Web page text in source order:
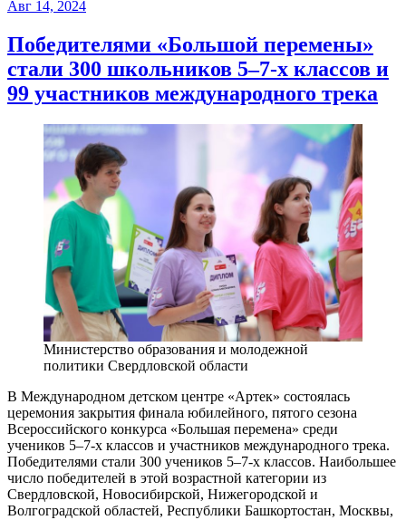
Авг 14, 2024
Победителями «Большой перемены»
стали 300 школьников 5–7-х классов и
99 участников международного трека
Министерство образования и молодежной
политики Свердловской области
В Международном детском центре «Артек» состоялась
церемония закрытия финала юбилейного, пятого сезона
Всероссийского конкурса «Большая перемена» среди
учеников 5–7-х классов и участников международного трека.
Победителями стали 300 учеников 5–7-х классов. Наибольшее
число победителей в этой возрастной категории из
Свердловской, Новосибирской, Нижегородской и
Волгоградской областей, Республики Башкортостан, Москвы,